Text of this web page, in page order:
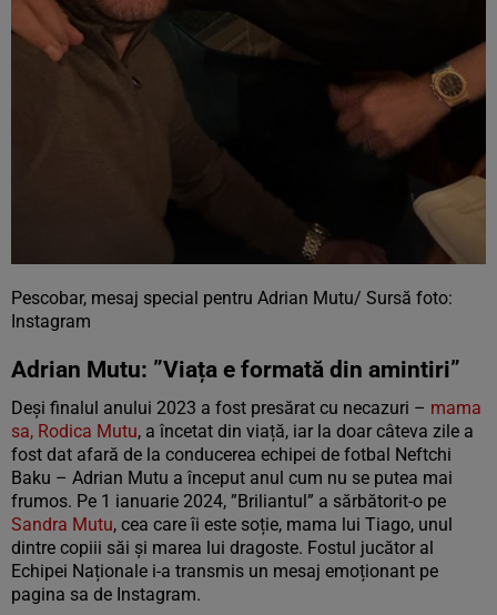
Pescobar, mesaj special pentru Adrian Mutu/ Sursă foto:
Instagram
Adrian Mutu: ”Viața e formată din amintiri”
Deși finalul anului 2023 a fost presărat cu necazuri – mama
sa, Rodica Mutu, a încetat din viață, iar la doar câteva zile a
fost dat afară de la conducerea echipei de fotbal Neftchi
Baku – Adrian Mutu a început anul cum nu se putea mai
frumos. Pe 1 ianuarie 2024, ”Briliantul” a sărbătorit-o pe
Sandra Mutu, cea care îi este soție, mama lui Tiago, unul
dintre copiii săi și marea lui dragoste. Fostul jucător al
Echipei Naționale i-a transmis un mesaj emoționant pe
pagina sa de Instagram.